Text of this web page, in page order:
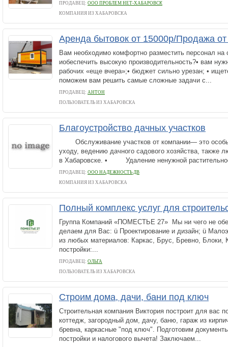
ПРОДАВЕЦ: ООО ПРОБЛЕМ НЕТ-ХАБАРОВСК
КОМПАНИЯ ИЗ ХАБАРОВСКА
Аренда бытовок от 15000р/Продажа
Вам необходимо комфортно разместить персонал на
иобеспечить высокую производительность?• вам
рабочих «еще вчера»;• бюджет сильно урезан; •
поможем вам решить самые сложные задачи с...
ПРОДАВЕЦ: АНТОН
ПОЛЬЗОВАТЕЛЬ ИЗ ХАБАРОВСКА
Благоустройство дачных участков
Обслуживание участков от компании— это
уходу, ведению дачного садового хозяйства, также
в Хабаровске. • Удаление ненужной
ПРОДАВЕЦ: ООО НАДЕЖНОСТЬ ДВ
КОМПАНИЯ ИЗ ХАБАРОВСКА
Полный комплекс услуг для
Группа Компаний «ПОМЕСТЬЕ 27» Мы ни чего не
делаем для Вас: ü Проектирование и дизайн; ü
из любых материалов: Каркас, Брус, Бревно, Блоки,
постройки:...
ПРОДАВЕЦ: ОЛЬГА
ПОЛЬЗОВАТЕЛЬ ИЗ ХАБАРОВСКА
Строим дома, дачи, бани под ключ
Строительная компания Виктория построит для вас
коттедж, загородный дом, дачу, баню, гараж из
бревна, каркасные "под ключ". Подготовим
постройки и налогового вычета! Заключаем...